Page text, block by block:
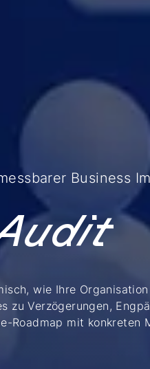
Business
wie Ihre
zu Verzögerungen,
Roadmap mit konkreten